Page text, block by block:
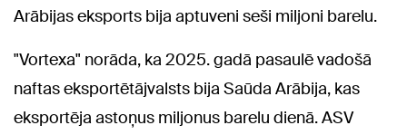
Arābijas eksports bija aptuveni seši miljoni barelu.
"Vortexa" norāda, ka 2025. gadā pasaulē vadošā
naftas eksportētājvalsts bija Saūda Arābija, kas
eksportēja astoņus miljonus barelu dienā. ASV